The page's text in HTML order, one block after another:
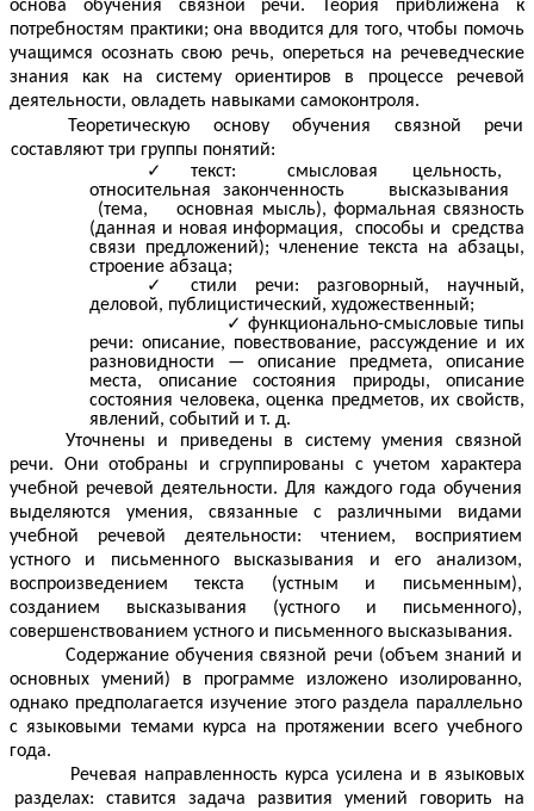
основа обучения связной речи. Теория приближена к
потребностям практики; она вводится для того, чтобы помочь
учащимся осознать свою речь, опереться на речеведческие
знания как на систему ориентиров в процессе речевой
деятельности, овладеть навыками самоконтроля.
Теоретическую основу обучения связной речи
составляют три группы понятий:
текст: смысловая цельность,
относительная законченность высказывания
(тема, основная мысль), формальная связность
(данная и новая информация, способы и средства
связи предложений); членение текста на абзацы,
строение абзаца;
стили речи: разговорный, научный,
деловой, публицистический, художественный;
функционально-смысловые типы
речи: описание, повествование, рассуждение и их
разновидности — описание предмета, описание
места, описание состояния природы, описание
состояния человека, оценка предметов, их свойств,
явлений, событий и т. д.
Уточнены и приведены в систему умения связной
речи. Они отобраны и сгруппированы с учетом характера
учебной речевой деятельности. Для каждого года обучения
выделяются умения, связанные с различными видами
учебной речевой деятельности: чтением, восприятием
устного и письменного высказывания и его анализом,
воспроизведением текста (устным и письменным),
созданием высказывания (устного и письменного),
совершенствованием устного и письменного высказывания.
Содержание обучения связной речи (объем знаний и
основных умений) в программе изложено изолированно,
однако предполагается изучение этого раздела параллельно
с языковыми темами курса на протяжении всего учебного
года.
Речевая направленность курса усилена и в языковых
разделах: ставится задача развития умений говорить на